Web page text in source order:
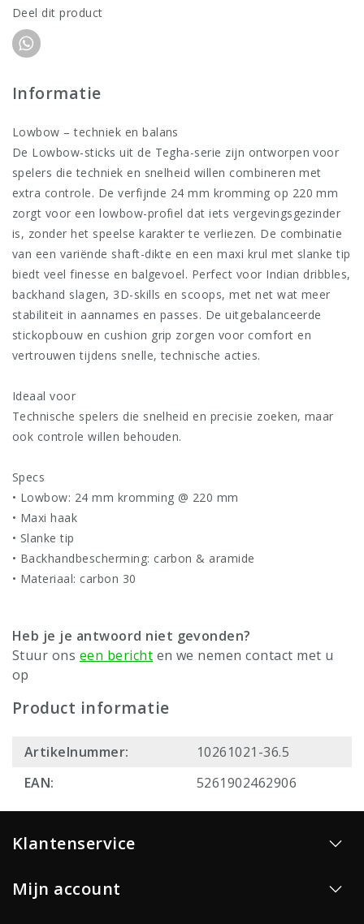
Deel dit product
Informatie
Lowbow – techniek en balans
De Lowbow-sticks uit de Tegha-serie zijn ontworpen voor
spelers die techniek en snelheid willen combineren met
extra controle. De verfijnde 24 mm kromming op 220 mm
zorgt voor een lowbow-profiel dat iets vergevingsgezinder
is, zonder het speelse karakter te verliezen. De combinatie
van een variënde shaft-dikte en een maxi krul met slanke tip
biedt veel finesse en balgevoel. Perfect voor Indian dribbles,
backhand slagen, 3D-skills en scoops, met net wat meer
stabiliteit in aannames en passes. De uitgebalanceerde
stickopbouw en cushion grip zorgen voor comfort en
vertrouwen tijdens snelle, technische acties.
Ideaal voor
Technische spelers die snelheid en precisie zoeken, maar
ook controle willen behouden.
Specs
• Lowbow: 24 mm kromming @ 220 mm
• Maxi haak
• Slanke tip
• Backhandbescherming: carbon & aramide
• Materiaal: carbon 30
Heb je je antwoord niet gevonden?
Stuur ons een bericht en we nemen contact met u
op
Product informatie
Artikelnummer:
10261021-36.5
EAN:
5261902462906
Klantenservice
Mijn account